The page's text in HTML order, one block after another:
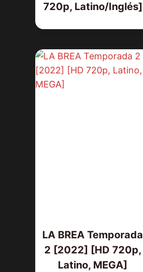
720p, Latino/Inglés]
LA BREA Temporada
2 [2022] [HD 720p,
Latino, MEGA]